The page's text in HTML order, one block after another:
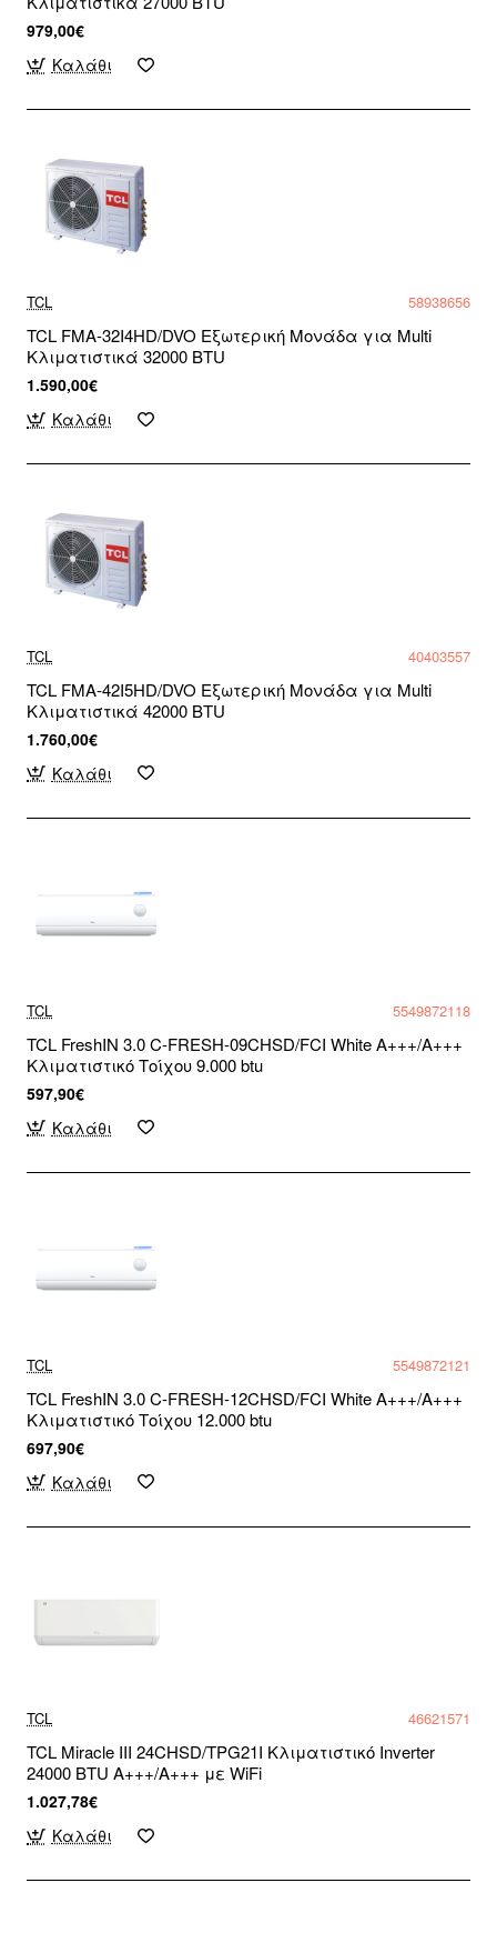
979,00€
Καλάθι
TCL 58938656
TCL FMA-32I4HD/DVO Εξωτερική Μονάδα για Multi
Κλιματιστικά 32000 BTU
1.590,00€
Καλάθι
TCL 40403557
TCL FMA-42I5HD/DVO Εξωτερική Μονάδα για Multi
Κλιματιστικά 42000 BTU
1.760,00€
Καλάθι
TCL 5549872118
TCL FreshIN 3.0 C-FRESH-09CHSD/FCI White A+++/A+++
Κλιματιστικό Τοίχου 9.000 btu
597,90€
Καλάθι
TCL 5549872121
TCL FreshIN 3.0 C-FRESH-12CHSD/FCI White A+++/A+++
Κλιματιστικό Τοίχου 12.000 btu
697,90€
Καλάθι
TCL 46621571
TCL Miracle III 24CHSD/TPG21I Κλιματιστικό Inverter
24000 BTU A+++/A+++ με WiFi
1.027,78€
Καλάθι